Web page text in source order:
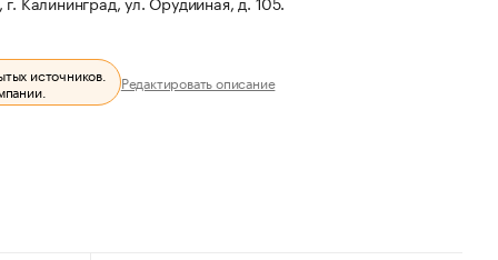
источников. Редактировать описание